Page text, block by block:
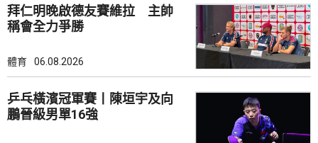
拜仁明晚啟德友賽維拉 主帥
稱會全力爭勝
體育 06.08.2026
乒乓橫濱冠軍賽丨陳垣宇及向
鵬晉級男單16強